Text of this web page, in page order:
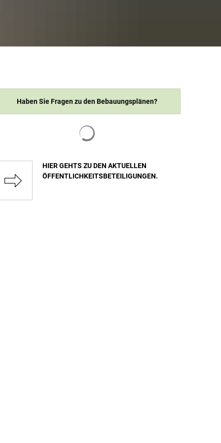
Haben Sie Fragen zu den Bebauungsplänen?
HIER GEHTS ZU DEN AKTUELLEN
ÖFFENTLICHKEITSBETEILIGUNGEN.